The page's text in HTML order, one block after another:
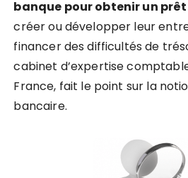
banque pour obtenir un
créer ou développer leur
financer des difficultés de
cabinet d’expertise
France, fait le point sur la
bancaire.